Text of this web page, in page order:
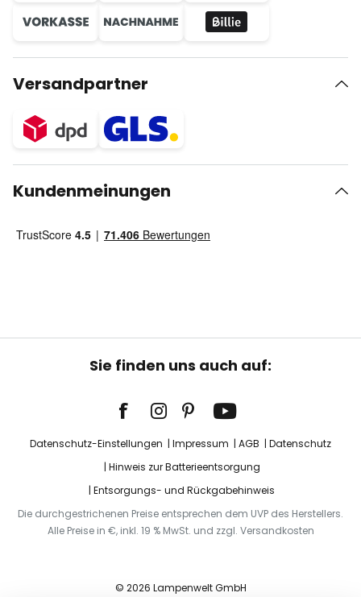
Versandpartner
Kundenmeinungen
Sie finden uns auch auf:
Datenschutz-Einstellungen Impressum AGB
Datenschutz
Hinweis zur Batterieentsorgung
Entsorgungs- und Rückgabehinweis
Die durchgestrichenen Preise entsprechen dem UVP des Herstellers.
Alle Preise in €, inkl. 19 % MwSt. und zzgl. Versandkosten
© 2026 Lampenwelt GmbH